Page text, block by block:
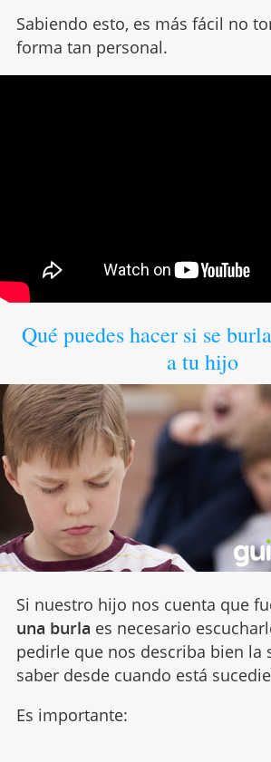
Sabiendo esto, es más fácil no
forma tan personal.
Qué puedes hacer si se
a tu hijo
Si nuestro hijo nos cuenta que
una burla es necesario
pedirle que nos describa bien la
saber desde cuando está
Es importante: